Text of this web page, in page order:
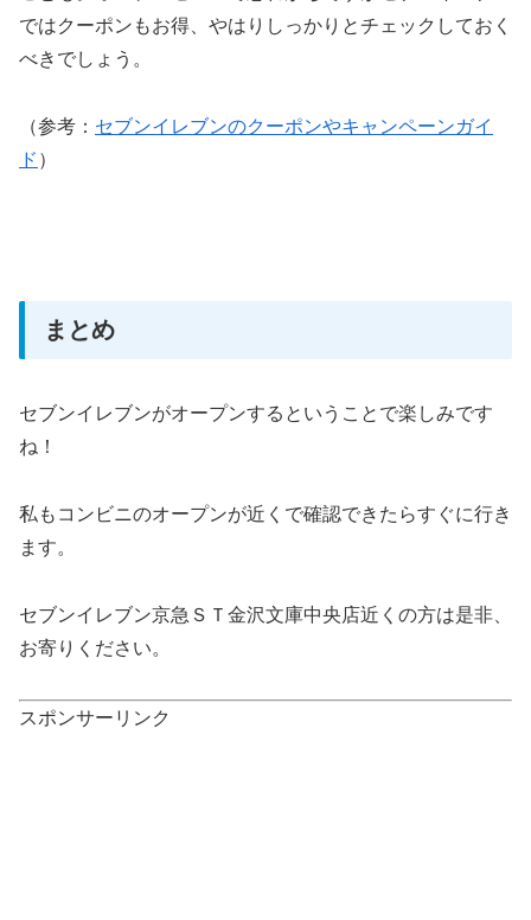
ではクーポンもお得、やはりしっかりとチェックしておく
べきでしょう。
（参考： セブンイレブンのクーポンやキャンペーンガイ
ド ）
まとめ
セブンイレブンがオープンするということで楽しみです
ね！
私もコンビニのオープンが近くで確認できたらすぐに行き
ます。
セブンイレブン京急ＳＴ金沢文庫中央店近くの方は是非、
お寄りください。
スポンサーリンク